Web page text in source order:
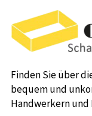
Finden Sie über
bequem und
Handwerkern